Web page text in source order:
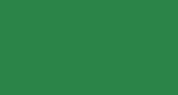
cường sản xuất androstadienone.
Theaflavin thu được từ cây